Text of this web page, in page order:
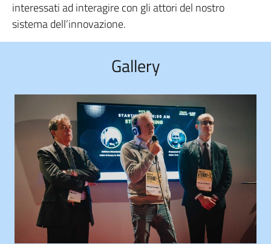
interessati ad interagire con gli attori del nostro
sistema dell’innovazione.
Gallery